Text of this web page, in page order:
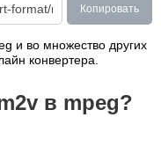
Копировать
и во множество других
конвертера.
в mpeg?